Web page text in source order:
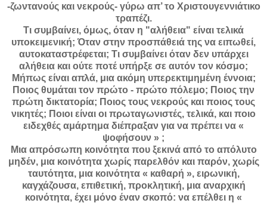
-ζωντανούς και νεκρούς- γύρω απ’ το Χριστουγεννιάτικο
τραπέζι.
Τι συμβαίνει, όμως, όταν η "αλήθεια" είναι τελικά
υποκειμενική; Όταν στην προσπάθειά της να ειπωθεί,
αυτοκαταστρέφεται; Τι συμβαίνει όταν δεν υπάρχει
αλήθεια και ούτε ποτέ υπήρξε σε αυτόν τον κόσμο;
Μήπως είναι απλά, μια ακόμη υπερεκτιμημένη έννοια;
Ποιος θυμάται τον πρώτο - πρώτο πόλεμο; Ποιος την
πρώτη δικτατορία; Ποιος τους νεκρούς και ποιος τους
νικητές; Ποιοι είναι οι πρωταγωνιστές, τελικά, και ποιο
ειδεχθές αμάρτημα διέπραξαν για να πρέπει να «
ψοφήσουν » ;
Μια απρόσωπη κοινότητα που ξεκινά από το απόλυτο
μηδέν, μια κοινότητα χωρίς παρελθόν και παρόν, χωρίς
ταυτότητα, μια κοινότητα « καθαρή », ειρωνική,
καγχάζουσα, επιθετική, προκλητική, μια αναρχική
κοινότητα, έχει μόνο έναν σκοπό: να επέλθει η «